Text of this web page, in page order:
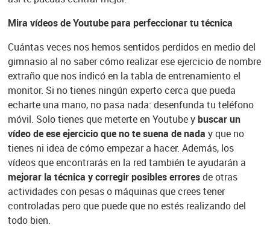
Mira vídeos de Youtube para perfeccionar tu técnica
Cuántas veces nos hemos sentidos perdidos en medio del
gimnasio al no saber cómo realizar ese ejercicio de nombre
extraño que nos indicó en la tabla de entrenamiento el
monitor. Si no tienes ningún experto cerca que pueda
echarte una mano, no pasa nada: desenfunda tu teléfono
móvil. Solo tienes que meterte en Youtube ybuscar un
vídeo de ese ejercicio que no te suena de nada y que no
tienes ni idea de cómo empezar a hacer. Además, los
vídeos que encontrarás en la red también te ayudarán a
mejorar la técnica y corregir posibles erroresde otras
actividades con pesas o máquinas que crees tener
controladas pero que puede que no estés realizando del
todo bien.